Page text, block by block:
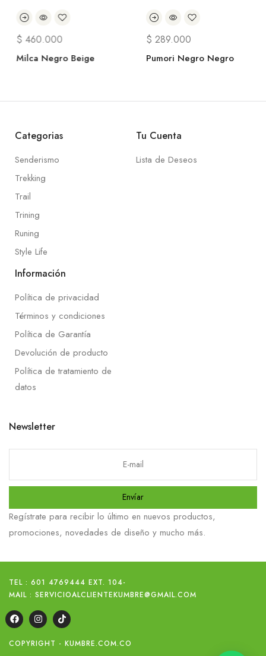
$460.000
Milca Negro Beige
$289.000
Pumori Negro Negro
Categorias
Senderismo
Trekking
Trail
Trining
Runing
Style Life
Tu Cuenta
Lista de Deseos
Información
Política de privacidad
Términos y condiciones
Política de Garantía
Devolución de producto
Política de tratamiento de
datos
Newsletter
Envíar
Regístrate para recibir lo último en nuevos productos,
promociones, novedades de diseño y mucho más.
TEL : 601 4769444 EXT. 104-
MAIL : SERVICIOALCLIENTEKUMBRE@GMAIL.COM
COPYRIGHT - KUMBRE.COM.CO